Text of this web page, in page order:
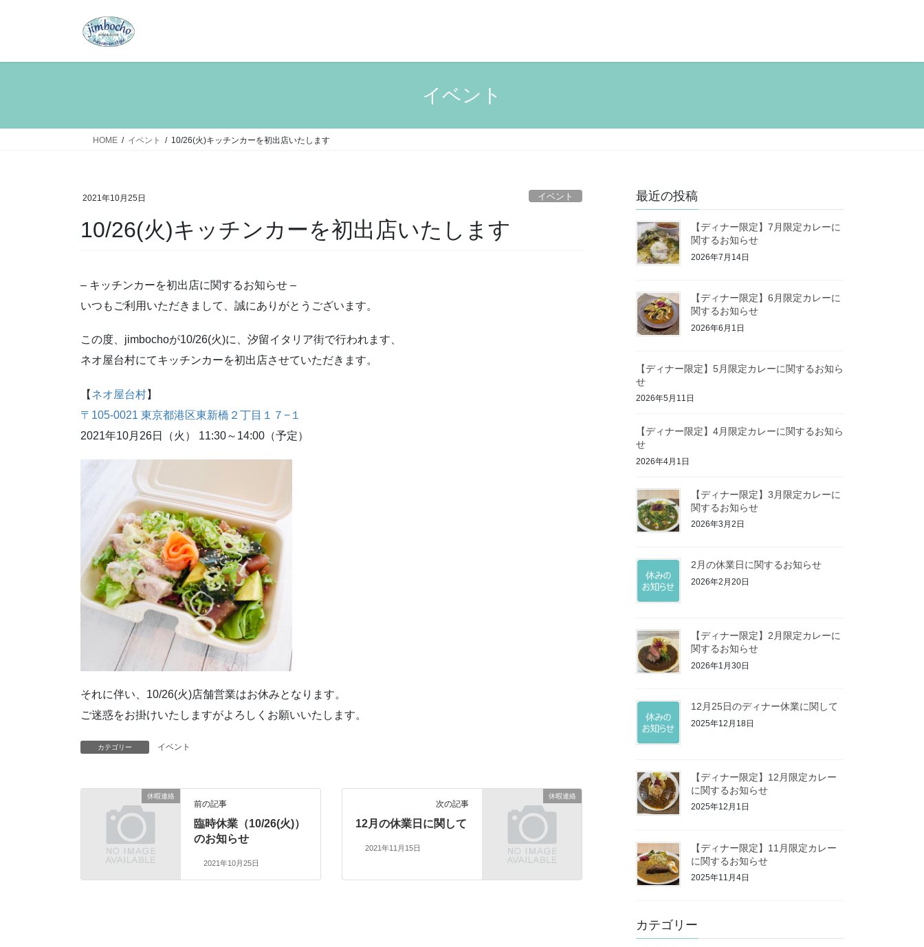
イベント
HOME イベント 10/26(火)キッチンカーを初出店いたします
2021年10月25日 イベント
10/26(火)キッチンカーを初出店いたします
– キッチンカーを初出店に関するお知らせ –
いつもご利用いただきまして、誠にありがとうございます。
この度、jimbochoが10/26(火)に、汐留イタリア街で行われます、
ネオ屋台村にてキッチンカーを初出店させていただきます。
【 ネオ屋台村】
〒105-0021 東京都港区東新橋２丁目１７−１
2021年10月26日（火） 11:30～14:00（予定）
それに伴い、10/26(火)店舗営業はお休みとなります。
ご迷惑をお掛けいたしますがよろしくお願いいたします。
カテゴリー イベント
休暇連絡
前の記事
臨時休業（10/26(火)）
のお知らせ
2021年10月25日
休暇連絡
次の記事
12月の休業日に関して
2021年11月15日
最近の投稿
【ディナー限定】7月限定カレーに
関するお知らせ
2026年7月14日
【ディナー限定】6月限定カレーに
関するお知らせ
2026年6月1日
【ディナー限定】5月限定カレーに関するお知ら
せ
2026年5月11日
【ディナー限定】4月限定カレーに関するお知ら
せ
2026年4月1日
【ディナー限定】3月限定カレーに
関するお知らせ
2026年3月2日
2月の休業日に関するお知らせ
2026年2月20日
【ディナー限定】2月限定カレーに
関するお知らせ
2026年1月30日
12月25日のディナー休業に関して
2025年12月18日
【ディナー限定】12月限定カレー
に関するお知らせ
2025年12月1日
【ディナー限定】11月限定カレー
に関するお知らせ
2025年11月4日
カテゴリー